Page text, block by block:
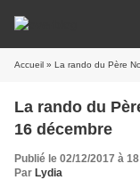
Accueil » La rando du Père
La rando du
16 décembre
Publié le 02/12/2017 à
Par Lydia